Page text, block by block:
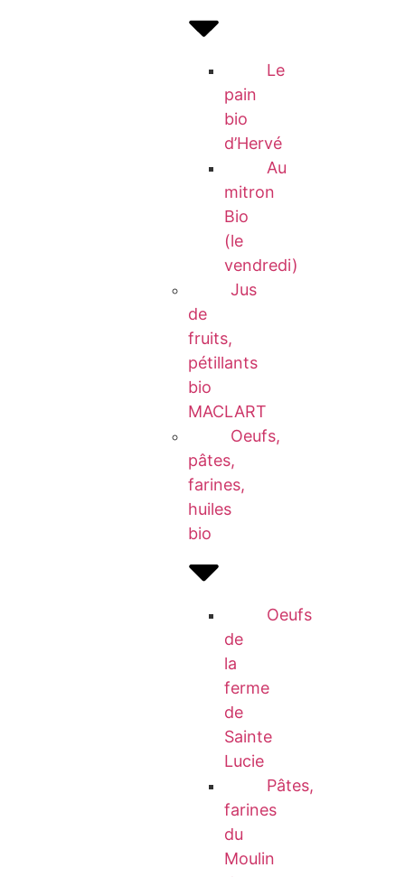
Le
pain
bio
d’Hervé
Au
mitron
Bio
(le
vendredi)
Jus
de
fruits,
pétillants
bio
MACLART
Oeufs,
pâtes,
farines,
huiles
bio
Oeufs
de
la
ferme
de
Sainte
Lucie
Pâtes,
farines
du
Moulin